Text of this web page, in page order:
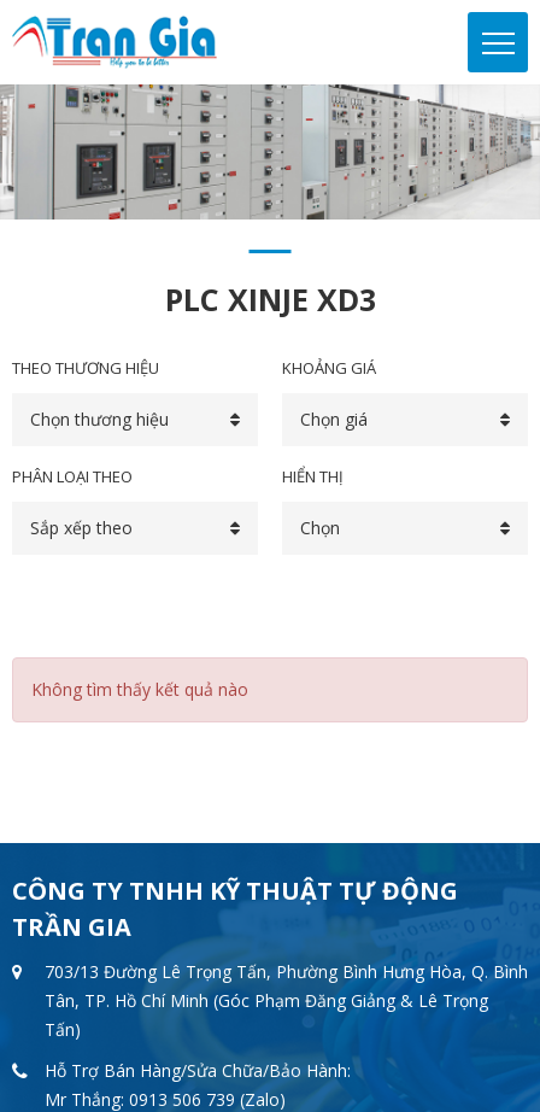
PLC XINJE XD3
THEO THƯƠNG HIỆU
Chọn thương hiệu
KHOẢNG GIÁ
Chọn giá
PHÂN LOẠI THEO
Sắp xếp theo
HIỂN THỊ
Chọn
Không tìm thấy kết quả nào
CÔNG TY TNHH KỸ THUẬT TỰ ĐỘNG
TRẦN GIA
703/13 Đường Lê Trọng Tấn, Phường Bình Hưng Hòa, Q. Bình
Tân, TP. Hồ Chí Minh (Góc Phạm Đăng Giảng & Lê Trọng
Tấn)
Hỗ Trợ Bán Hàng/Sửa Chữa/Bảo Hành:
Mr Thắng: 0913 506 739 (Zalo)